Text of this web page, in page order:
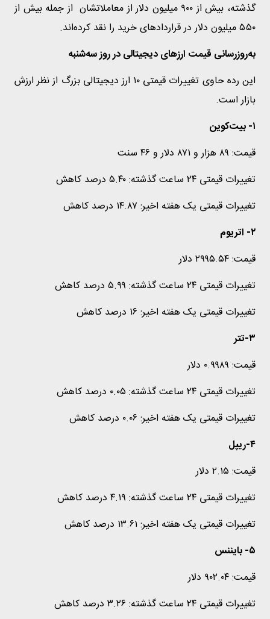
گذشته، بیش از ۹۰۰ میلیون دلار از معاملاتشان از جمله بیش از
۵۵۰ میلیون دلار در قراردادهای خرید را نقد کرده‌اند.
به‌روزرسانی قیمت ارزهای دیجیتالی در روز سه‌شنبه
این رده حاوی تغییرات قیمتی ۱۰ ارز دیجیتالی بزرگ از نظر ارزش
بازار است.
۱- بیت‌کوین
قیمت: ۸۹ هزار و ۸۷۱ دلار و ۴۶ سنت
تغییرات قیمتی ۲۴ ساعت گذشته: ۵.۴۰ درصد کاهش
تغییرات قیمتی یک هفته اخیر: ۱۴.۸۷ درصد کاهش
۲- اتریوم
قیمت: ۲۹۹۵.۵۴ دلار
تغییرات قیمتی ۲۴ ساعت گذشته: ۵.۹۹ درصد کاهش
تغییرات قیمتی یک هفته اخیر: ۱۶ درصد کاهش
۳-تتر
قیمت: ۰.۹۹۸۹ دلار
تغییرات قیمتی ۲۴ ساعت گذشته: ۰.۰۵ درصد کاهش
تغییرات قیمتی یک هفته اخیر: ۰.۰۶ درصد کاهش
۴-ریپل
قیمت: ۲.۱۵ دلار
تغییرات قیمتی ۲۴ ساعت گذشته: ۴.۱۹ درصد کاهش
تغییرات قیمتی یک هفته اخیر: ۱۳.۶۱ درصد کاهش
۵- بایننس
قیمت: ۹۰۲.۰۴ دلار
تغییرات قیمتی ۲۴ ساعت گذشته: ۳.۲۶ درصد کاهش